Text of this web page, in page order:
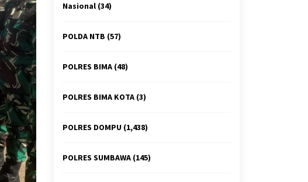
Nasional (34)
POLDA NTB (57)
POLRES BIMA (48)
POLRES BIMA KOTA (3)
POLRES DOMPU (1,438)
POLRES SUMBAWA (145)